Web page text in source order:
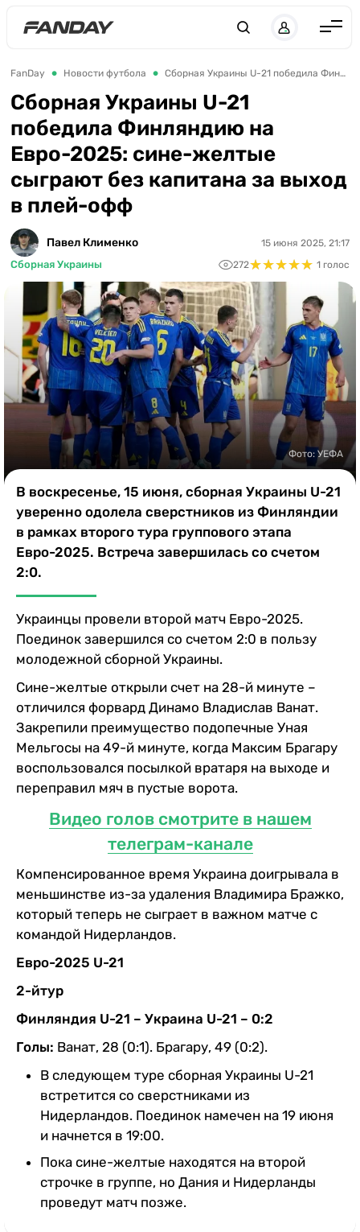
Англия
Испания
Германия
Италия
Франция
ЧЕ-2028
Букмекеры
Казино
FanDay Новости футбола Сборная Украины U-21 победила Финляндию на Евро-2025: сине-желтые сыграют без капитана за выход в плей-офф
Сборная Украины U-21
победила Финляндию на
Евро-2025: сине-желтые
сыграют без капитана за выход
в плей-офф
Павел Клименко
Сборная Украины
15 июня 2025, 21:17
272★★★★★
★★★★★ 1 голос
Фото: УЕФА
В воскресенье, 15 июня, сборная Украины U-21
уверенно одолела сверстников из Финляндии
в рамках второго тура группового этапа
Евро-2025. Встреча завершилась со счетом
2:0.
Украинцы провели второй матч Евро-2025.
Поединок завершился со счетом 2:0 в пользу
молодежной сборной Украины.
Сине-желтые открыли счет на 28-й минуте –
отличился форвард Динамо Владислав Ванат.
Закрепили преимущество подопечные Уная
Мельгосы на 49-й минуте, когда Максим Брагару
воспользовался посылкой вратаря на выходе и
переправил мяч в пустые ворота.
Видео голов смотрите в нашем
телеграм-канале
Компенсированное время Украина доигрывала в
меньшинстве из-за удаления Владимира Бражко,
который теперь не сыграет в важном матче с
командой Нидерландов.
Евро-2025 U-21
2-йтур
Финляндия U-21 – Украина U-21 – 0:2
Голы: Ванат, 28 (0:1). Брагару, 49 (0:2).
В следующем туре сборная Украины U-21
встретится со сверстниками из
Нидерландов. Поединок намечен на 19 июня
и начнется в 19:00.
Пока сине-желтые находятся на второй
строчке в группе, но Дания и Нидерланды
проведут матч позже.